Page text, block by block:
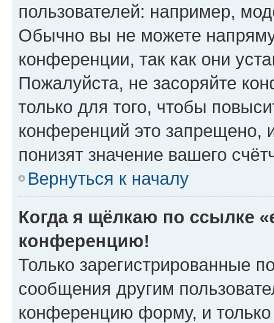
пользователей: например,
Обычно вы не можете
конференции, так как они
Пожалуйста, не засоряйте
только для того, чтобы
конференций это запрещено,
понизят значение вашего
Вернуться к началу
Когда я щёлкаю по ссылке
конференцию!
Только зарегистрированные
сообщения другим
конференцию форму, и